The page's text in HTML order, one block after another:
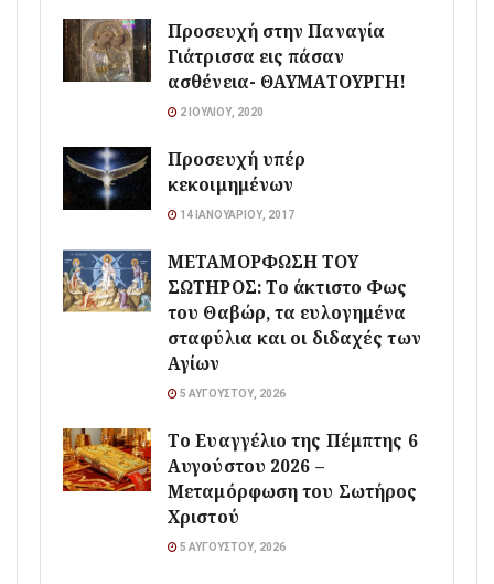
Προσευχή στην Παναγία
Γιάτρισσα εις πάσαν
ασθένεια- ΘΑΥΜΑΤΟΥΡΓΗ!
2 ΙΟΥΛΊΟΥ, 2020
Προσευχή υπέρ
κεκοιμημένων
14 ΙΑΝΟΥΑΡΊΟΥ, 2017
ΜΕΤΑΜΟΡΦΩΣΗ ΤΟΥ
ΣΩΤΗΡΟΣ: Το άκτιστο Φως
του Θαβώρ, τα ευλογημένα
σταφύλια και οι διδαχές των
Αγίων
5 ΑΥΓΟΎΣΤΟΥ, 2026
Το Ευαγγέλιο της Πέμπτης 6
Αυγούστου 2026 –
Μεταμόρφωση του Σωτήρος
Χριστού
5 ΑΥΓΟΎΣΤΟΥ, 2026